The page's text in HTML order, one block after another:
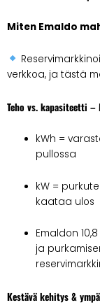
Miten Emaldo
verkkoa, ja tästä
Teho vs. kapasiteetti
kWh =
pullossa
kW =
kaataa ulos
Emaldon
ja
Kestävä kehitys &